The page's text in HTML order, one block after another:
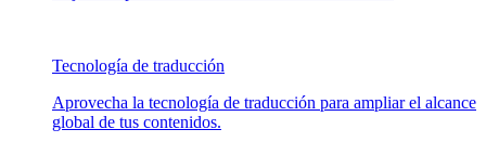
Tecnología de traducción
Aprovecha la tecnología de traducción para ampliar el alcance
global de tus contenidos.